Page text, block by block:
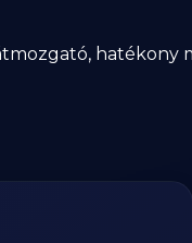
hatékony